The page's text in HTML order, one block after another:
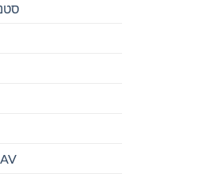
פנלים, בקרה וקופסאות AV